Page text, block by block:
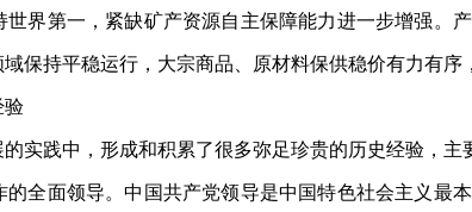
界第一，紧缺矿产资源自主保障能力进一步增强。
保持平稳运行，大宗商品、原材料保供稳价有力有序
践中，形成和积累了很多弥足珍贵的历史经验，主
面领导。中国共产党领导是中国特色社会主义最